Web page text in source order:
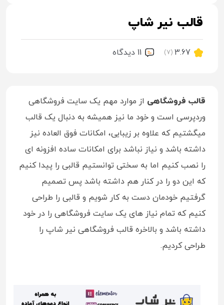
قالب نیر شاپ
3.67
(7) 11 ديدگاه
قالب فروشگاهی از موارد مهم یک سایت فروشگاهی
وردپرسی است و خود ما نیز همیشه به دنبال یک قالب
میگشتیم که علاوه بر زیبایی، امکانات فوق العاده نیز
داشته باشد و نیاز نباشد برای امکانات ساده افزونه ای
را نصب کنیم اما به سختی توانستیم قالبی را پیدا کنیم
که این دو را در کنار هم داشته باشد پس تصمیم
گرفتیم خودمان دست به کار شویم و قالبی را طراحی
کنیم که تمام نیاز های یک سایت فروشگاهی را در خود
داشته باشد و بالاخره قالب فروشگاهی نیر شاپ را
طراحی کردیم.